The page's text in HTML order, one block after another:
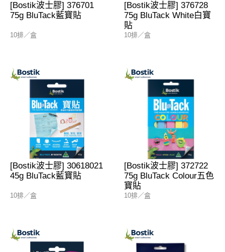
[Bostik波士膠] 376701
75g BluTack藍寶貼
10排／盒
[Bostik波士膠] 376728
75g BluTack White白寶
貼
10排／盒
[Bostik波士膠] 30618021
45g BluTack藍寶貼
10排／盒
[Bostik波士膠] 372722
75g BluTack Colour五色
寶貼
10排／盒